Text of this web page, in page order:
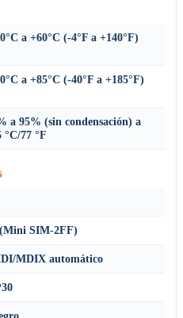
a +60°C (-4°F a +140°F)
a +85°C (-40°F a +185°F)
a 95% (sin condensación) a
°C/77 °F
SIM-2FF)
MDIX automático